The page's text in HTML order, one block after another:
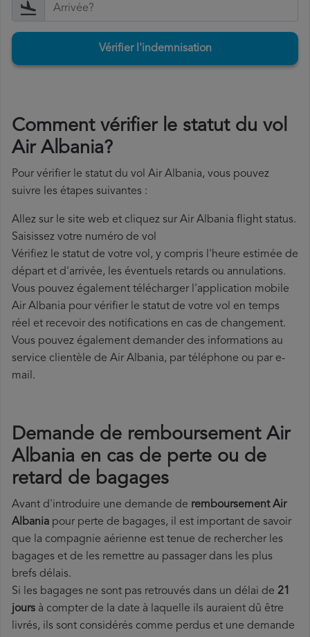
Vérifier l'indemnisation
Comment vérifier le statut du vol
Air Albania?
Pour vérifier le statut du vol Air Albania, vous pouvez
suivre les étapes suivantes :
Allez sur le site web et cliquez sur Air Albania flight status.
Saisissez votre numéro de vol
Vérifiez le statut de votre vol, y compris l'heure estimée de
départ et d'arrivée, les éventuels retards ou annulations.
Vous pouvez également télécharger l'application mobile
Air Albania pour vérifier le statut de votre vol en temps
réel et recevoir des notifications en cas de changement.
Vous pouvez également demander des informations au
service clientèle de Air Albania, par téléphone ou par e-
mail.
Demande de remboursement Air
Albania en cas de perte ou de
retard de bagages
Avant d'introduire une demande de remboursement Air
Albania pour perte de bagages, il est important de savoir
que la compagnie aérienne est tenue de rechercher les
bagages et de les remettre au passager dans les plus
brefs délais.
Si les bagages ne sont pas retrouvés dans un délai de 21
jours à compter de la date à laquelle ils auraient dû être
livrés, ils sont considérés comme perdus et une demande